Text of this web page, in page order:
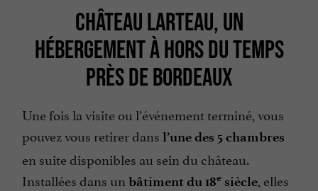
CHÂTEAU LARTEAU, UN
HÉBERGEMENT À HORS DU TEMPS
PRÈS DE BORDEAUX
Une fois la visite ou l’événement terminé, vous
pouvez vous retirer dans l’une des 5 chambres
en suite disponibles au sein du château.
Installées dans un bâtiment du 18e siècle, elles